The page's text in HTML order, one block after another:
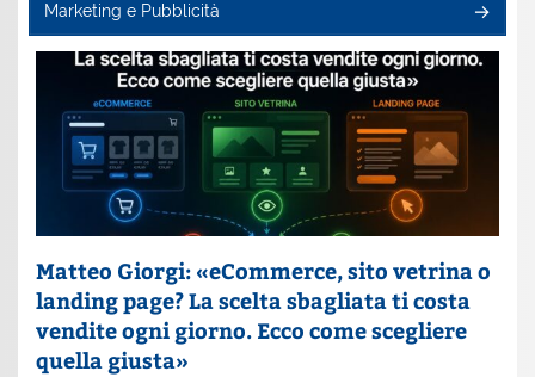
Marketing e Pubblicità
Matteo Giorgi: «eCommerce, sito vetrina o
landing page? La scelta sbagliata ti costa
vendite ogni giorno. Ecco come scegliere
quella giusta»